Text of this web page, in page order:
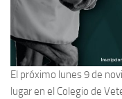
El próximo lunes 9 de
lugar en el Colegio de